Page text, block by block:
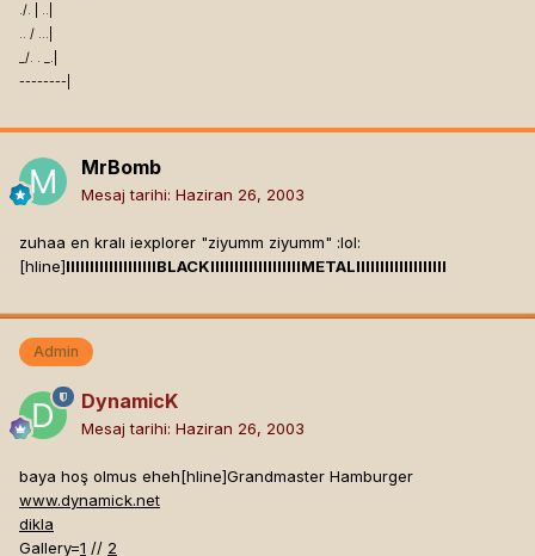
./. | ..|
.. / ...|
_/. . _.|
--------|
MrBomb
Mesaj tarihi: Haziran 26, 2003
zuhaa en kralı iexplorer "ziyumm ziyumm" :lol:
[hline]lllllllllllllllllllBLACKlllllllllllllllllllMETALlllllllllllllllllll
Admin
DynamicK
Mesaj tarihi: Haziran 26, 2003
baya hoş olmus eheh[hline]Grandmaster Hamburger
www.dynamick.net
dikla
Gallery=1 // 2